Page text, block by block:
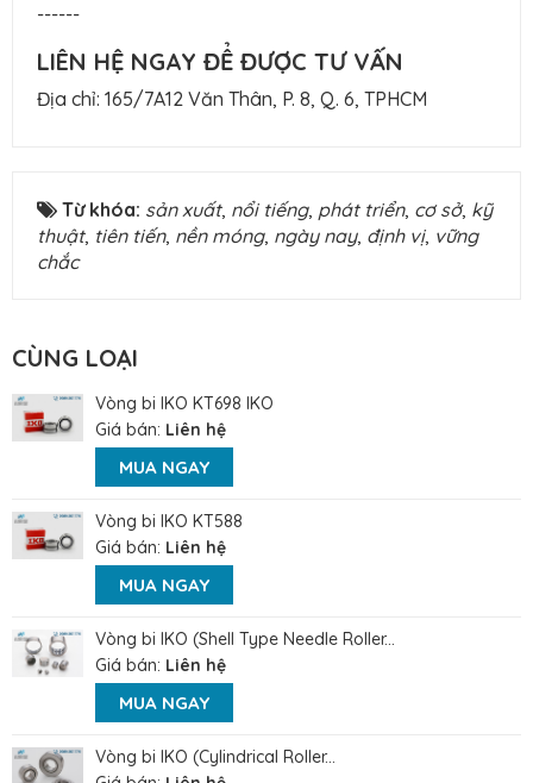
------
LIÊN HỆ NGAY ĐỂ ĐƯỢC TƯ VẤN
Địa chỉ: 165/7A12 Văn Thân, P. 8, Q. 6, TPHCM
Từ khóa: sản xuất, nổi tiếng, phát triển, cơ sở, kỹ
thuật, tiên tiến, nền móng, ngày nay, định vị, vững
chắc
CÙNG LOẠI
Vòng bi IKO KT698 IKO
Giá bán: Liên hệ
MUA NGAY
Vòng bi IKO KT588
Giá bán: Liên hệ
MUA NGAY
Vòng bi IKO (Shell Type Needle Roller...
Giá bán: Liên hệ
MUA NGAY
Vòng bi IKO (Cylindrical Roller...